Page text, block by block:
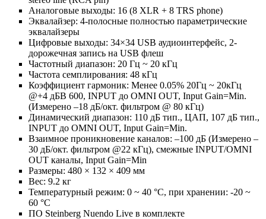
Аналоговые выходы: 16 (8 XLR + 8 TRS phone)
Эквалайзер: 4-полосные полностью параметрические
эквалайзеры
Цифровые выходы: 34×34 USB аудиоинтерфейс, 2-
дорожечная запись на USB флеш
Частотный диапазон: 20 Гц ~ 20 кГц
Частота семплирования: 48 кГц
Коэффициент гармоник: Менее 0.05% 20Гц ~ 20кГц
@+4 дБВ 600, INPUT до OMNI OUT, Input Gain=Min.
(Измерено –18 дБ/окт. фильтром @ 80 кГц)
Динамический диапазон: 110 дБ тип., ЦАП, 107 дБ тип.,
INPUT до OMNI OUT, Input Gain=Min.
Взаимное проникновение каналов: –100 дБ (Измерено –
30 дБ/окт. фильтром @22 кГц), смежные INPUT/OMNI
OUT каналы, Input Gain=Min
Размеры: 480 × 132 × 409 мм
Вес: 9.2 кг
Температурный режим: 0 ~ 40 °C, при хранении: -20 ~
60 °C
ПО Steinberg Nuendo Live в комплекте